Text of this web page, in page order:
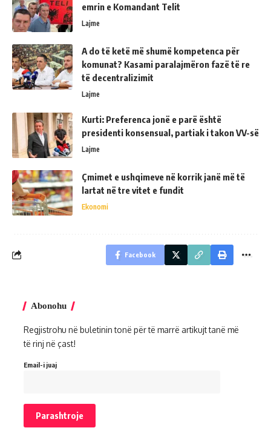
emrin e Komandant Telit
Lajme
A do të ketë më shumë kompetenca për
komunat? Kasami paralajmëron fazë të re
të decentralizimit
Lajme
Kurti: Preferenca jonë e parë është
presidenti konsensual, partiak i takon VV-së
Lajme
Çmimet e ushqimeve në korrik janë më të
lartat në tre vitet e fundit
Ekonomi
Facebook
Abonohu
Regjistrohu në buletinin tonë për të marrë artikujt tanë më
të rinj në çast!
Email-i juaj